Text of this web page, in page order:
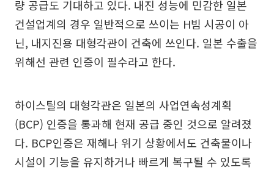
량 공급도 기대하고 있다. 내진 성능에 민감한 일본
건설업계의 경우 일반적으로 쓰이는 H빔 시공이 아
닌, 내지진용 대형각관이 건축에 쓰인다. 일본 수출을
위해선 관련 인증이 필수라고 한다.
하이스틸의 대형각관은 일본의 사업연속성계획
(BCP) 인증을 통과해 현재 공급 중인 것으로 알려졌
다. BCP인증은 재해나 위기 상황에서도 건축물이나
시설이 기능을 유지하거나 빠르게 복구될 수 있도록